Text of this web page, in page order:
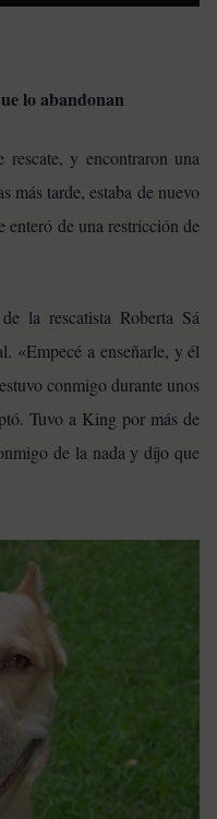
lo abandonan
y encontraron una
más tarde, estaba de nuevo
enteró de una restricción de
la rescatista Roberta Sá
«Empecé a enseñarle, y él
conmigo durante unos
Tuvo a King por más de
de la nada y dijo que